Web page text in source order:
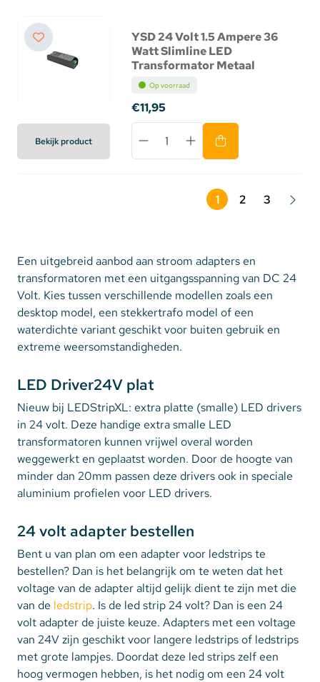
Bekijk product
YSD 24 Volt 1.5 Ampere 36
Watt Slimline LED
Transformator Metaal
Op voorraad
€11,95
1 2 3
Een uitgebreid aanbod aan stroom adapters en
transformatoren met een uitgangsspanning van DC 24
Volt. Kies tussen verschillende modellen zoals een
desktop model, een stekkertrafo model of een
waterdichte variant geschikt voor buiten gebruik en
extreme weersomstandigheden.
LED Driver24V plat
Nieuw bij LEDStripXL: extra platte (smalle) LED drivers
in 24 volt. Deze handige extra smalle LED
transformatoren kunnen vrijwel overal worden
weggewerkt en geplaatst worden. Door de hoogte van
minder dan 20mm passen deze drivers ook in speciale
aluminium profielen voor LED drivers.
24 volt adapter bestellen
Bent u van plan om een adapter voor ledstrips te
bestellen? Dan is het belangrijk om te weten dat het
voltage van de adapter altijd gelijk dient te zijn met die
van de ledstrip. Is de led strip 24 volt? Dan is een 24
volt adapter de juiste keuze. Adapters met een voltage
van 24V zijn geschikt voor langere ledstrips of ledstrips
met grote lampjes. Doordat deze led strips zelf een
hoog vermogen hebben, is het nodig om een 24 volt